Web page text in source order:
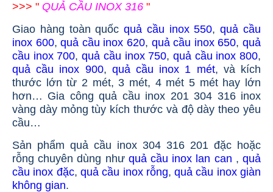
>>> " QUẢ CẦU INOX 316 "
Giao hàng toàn quốcquả cầu inox 550,quả cầu
inox 600,quả cầu inox 620, quả cầu inox 650,quả
cầu inox 700,quả cầu inox 750, quả cầu inox 800,
quả cầu inox 900, quả cầu inox 1 mét, và kích
thước lớn từ 2 mét, 3 mét, 4 mét 5 mét hay lớn
hơn… Gia công quả cầu inox 201 304 316 inox
vàng dày mỏng tùy kích thước và độ dày theo yêu
cầu…
Sản phẩm quả cầu inox 304 316 201 đặc hoặc
rỗng chuyên dùng như quả cầu inox lan can ,quả
cầu inox đặc, quả cầu inox rỗng,quả cầu inox giàn
không gian.